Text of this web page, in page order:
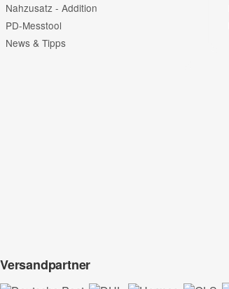
Nahzusatz - Addition
PD-Messtool
News & Tipps
Versandpartner